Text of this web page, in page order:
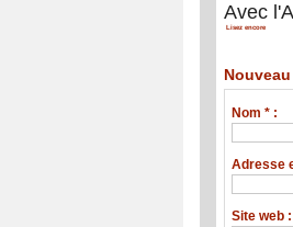
Avec
Lisez encore
Nom * :
Adresse
Site web :